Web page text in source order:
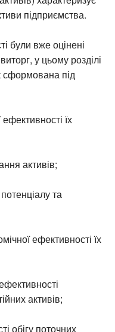
підприємства.
були вже оцінені
у цьому розділі
сформована під
їх
активів;
та
ефективності їх
активів;
обігу поточних